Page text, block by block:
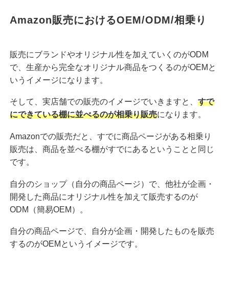
Amazon販売におけるOEM/ODM/相乗り
販売にブランドやオリジナル性を加えていくのがODM
で、生産から完全なオリジナル商品をつくるのがOEMと
いうイメージになります。
そして、実店舗での販売のイメージでいきますと、 すで
にできている棚に並べるのが相乗り販売になります。
Amazonでの販売だと、すでに商品ページがある相乗り
販売は、商品を並べる棚がすでにあるということと同じ
です。
自分のショップ（自分の商品ページ）で、他社が企画・
開発した商品にオリジナル性を加えて販売するのが
ODM（簡易OEM）。
自分の商品ページで、自分が企画・開発したものを販売
するのがOEMというイメージです。